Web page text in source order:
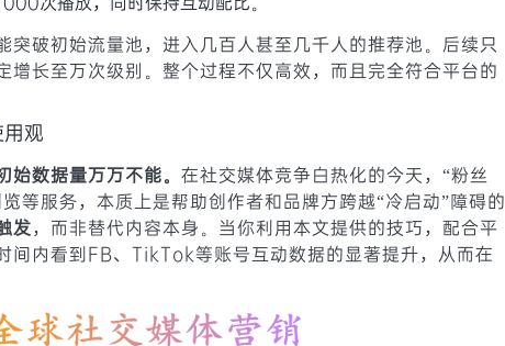
突破初始流量池，进入几百人甚至几千人的推荐池。后续只
增长至万次级别。整个过程不仅高效，而且完全符合平台的
观
数据量万万不能。 在社交媒体竞争白热化的今天，“粉丝
等服务，本质上是帮助创作者和品牌方跨越“冷启动”障碍的
发，而非替代内容本身。当你利用本文提供的技巧，配合平
间内看到FB、TikTok等账号互动数据的显著提升，从而在